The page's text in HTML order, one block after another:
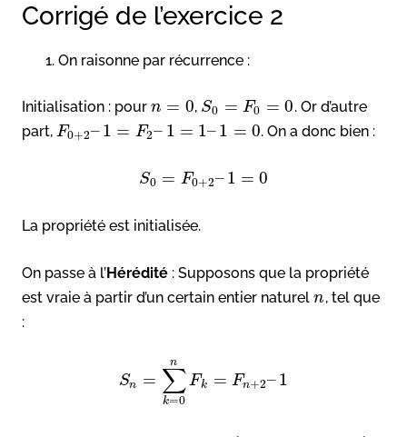
Corrigé de l’exercice 2
On raisonne par récurrence :
Initialisation : pour n = 0, S0 = F0 = 0. Or d’autre
part, F0+2–1 = F2– 1 = 1–1 = 0. On a donc bien :
S0 = F0+2– 1 = 0
La propriété est initialisée.
On passe à l’Hérédité : Supposons que la propriété
est vraie à partir d’un certain entier naturel n, tel que
:
Sn = ∑
k=0
n
Fk = Fn+2–1